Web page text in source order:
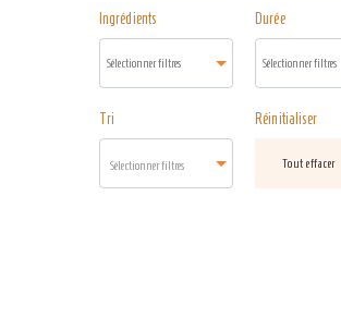
Ingrédients Durée
Tri
Sélectionner filtres
Réinitialiser
Tout effacer